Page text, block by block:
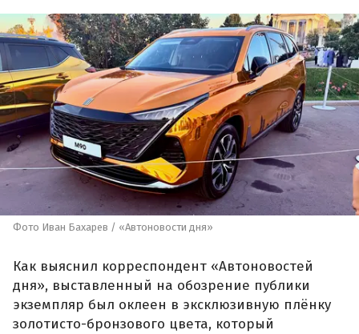
Фото Иван Бахарев / «Автоновости дня»
Как выяснил корреспондент «Автоновостей
дня», выставленный на обозрение публики
экземпляр был оклеен в эксклюзивную плёнку
золотисто-бронзового цвета, который